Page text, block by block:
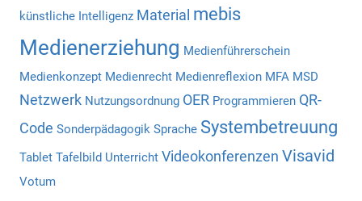
künstliche Intelligenz Material mebis
Medienerziehung Medienführerschein
Medienkonzept Medienrecht Medienreflexion MFA MSD
Netzwerk Nutzungsordnung OER Programmieren QR-
Code Sonderpädagogik Sprache Systembetreuung
Tablet Tafelbild Unterricht Videokonferenzen Visavid
Votum